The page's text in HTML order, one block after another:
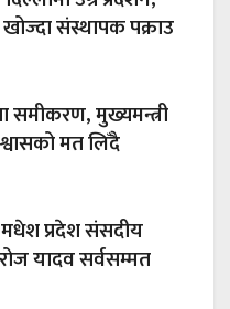
संस्थापक पक्राउ
समीकरण, मुख्यमन्त्री
मत लिँदै
प्रदेश संसदीय
यादव सर्वसम्मत